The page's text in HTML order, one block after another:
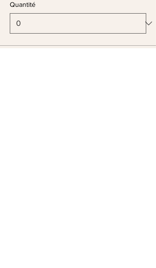
Quantité